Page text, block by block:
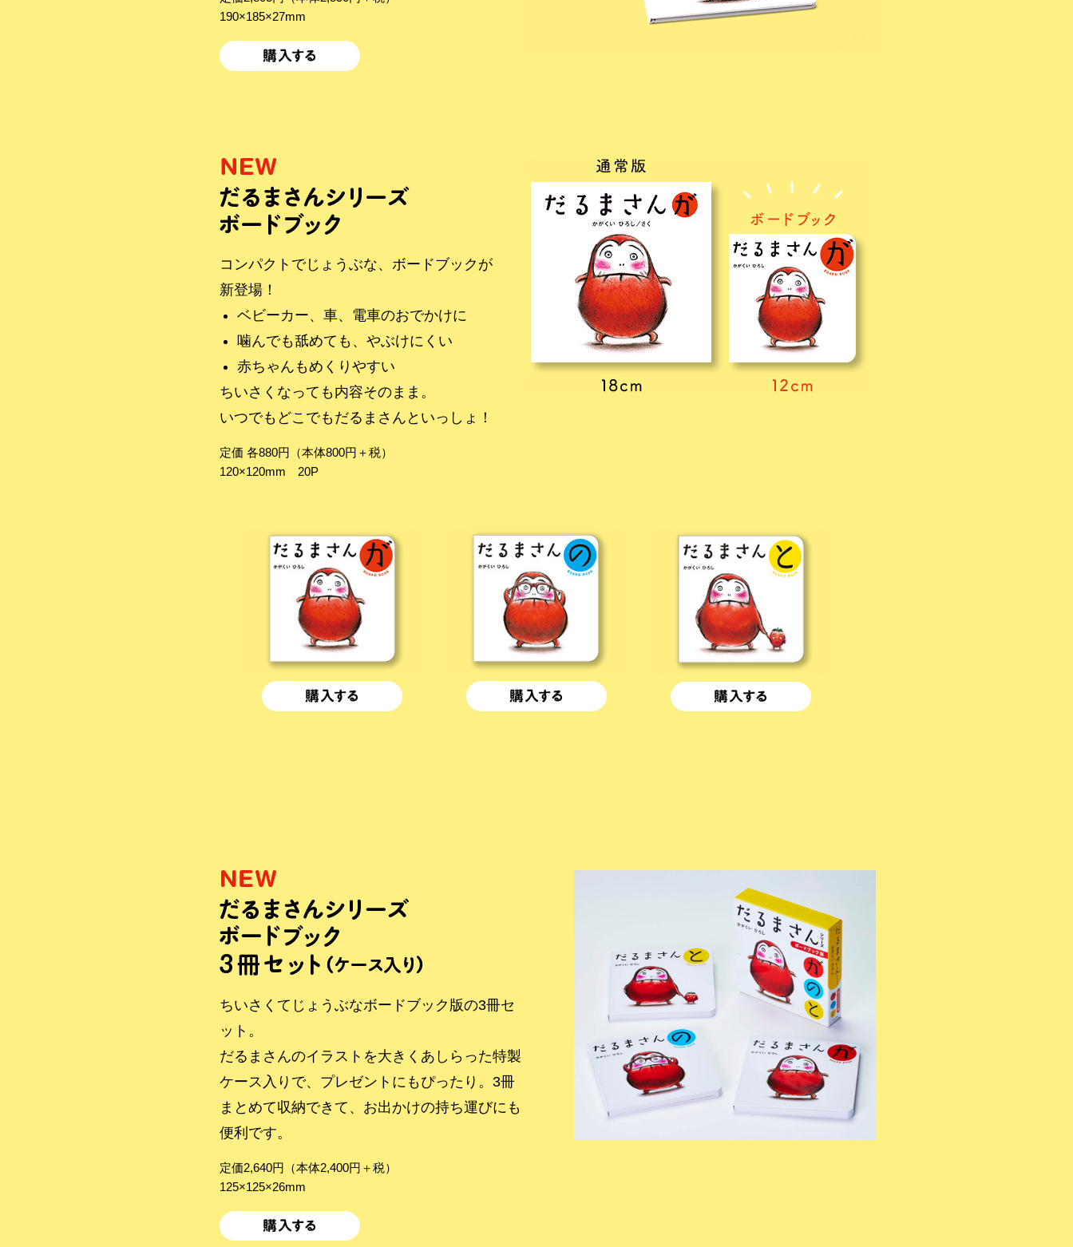
190×185×27mm
コンパクトでじょうぶな、ボードブックが
新登場！
ベビーカー、車、電車のおでかけに
噛んでも舐めても、やぶけにくい
赤ちゃんもめくりやすい
ちいさくなっても内容そのまま。
いつでもどこでもだるまさんといっしょ！
定価 各880円（本体800円＋税）
120×120mm 20P
ちいさくてじょうぶなボードブック版の3冊セ
ット。
だるまさんのイラストを大きくあしらった特製
ケース入りで、プレゼントにもぴったり。 3冊
まとめて収納できて、 お出かけの持ち運びにも
便利です。
定価2,640円（本体2,400円＋税）
125×125×26mm